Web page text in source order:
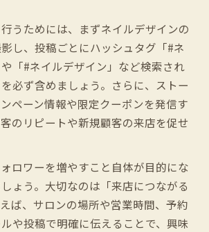
うためには、まずネイルデザインの
し、投稿ごとにハッシュタグ「#ネ
「#ネイルデザイン」など検索され
必ず含めましょう。さらに、ストー
ペーン情報や限定クーポンを発信す
のリピートや新規顧客の来店を促せ
ロワーを増やすこと自体が目的にな
ょう。大切なのは「来店につながる
ば、サロンの場所や営業時間、予約
や投稿で明確に伝えることで、興味